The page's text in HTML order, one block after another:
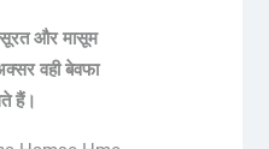
और मासूम
वही बेवफा
हैं।